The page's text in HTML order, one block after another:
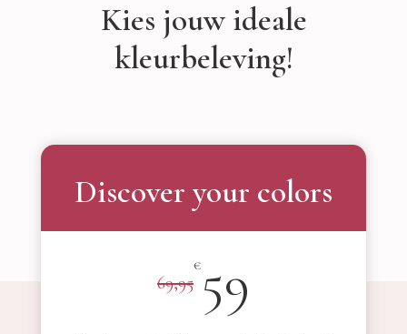
Kies jouw ideale
kleurbeleving!
Discover your colors
69,95
€ 59